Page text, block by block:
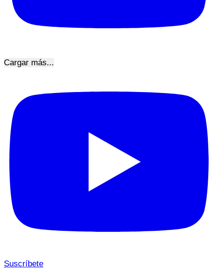
Cargar más...
Suscríbete